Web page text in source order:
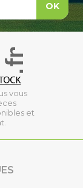
OK
vous
et